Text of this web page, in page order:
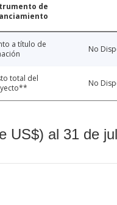
de
a título de
No
total del
No
US$) al 31 de